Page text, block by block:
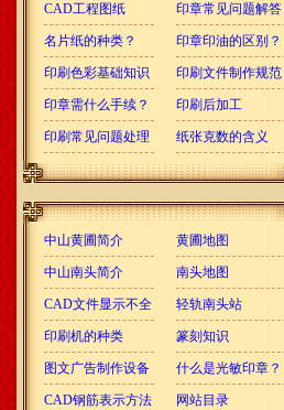
CAD工程图纸 印章常见问题解答
名片纸的种类？ 印章印油的区别？
印刷色彩基础知识 印刷文件制作规范
印章需什么手续？ 印刷后加工
印刷常见问题处理 纸张克数的含义
中山黄圃简介 黄圃地图
中山南头简介 南头地图
CAD文件显示不全 轻轨南头站
印刷机的种类 篆刻知识
图文广告制作设备 什么是光敏印章？
CAD钢筋表示方法 网站目录